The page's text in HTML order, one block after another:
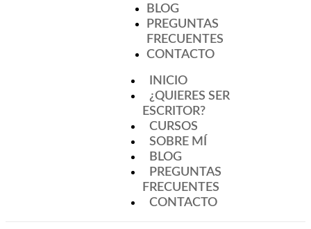
BLOG
PREGUNTAS
FRECUENTES
CONTACTO
INICIO
¿QUIERES SER
ESCRITOR?
CURSOS
SOBRE MÍ
BLOG
PREGUNTAS
FRECUENTES
CONTACTO